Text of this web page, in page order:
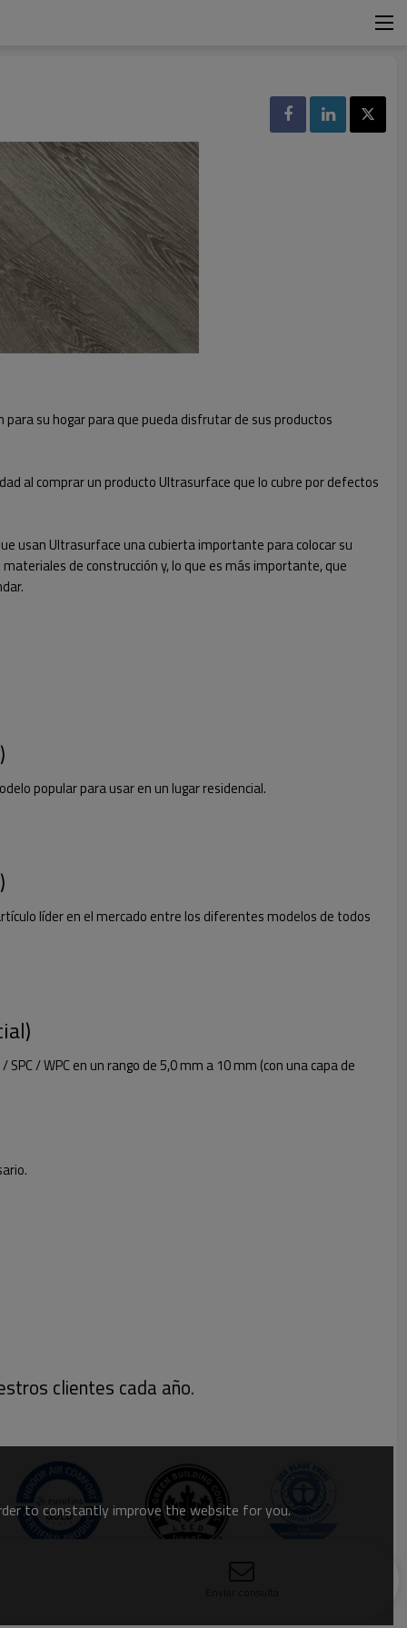
su hogar para que pueda disfrutar de sus productos
al comprar un producto Ultrasurface que lo cubre por defectos
usan Ultrasurface una cubierta importante para colocar su
de construcción y, lo que es más importante, que
popular para usar en un lugar residencial.
líder en el mercado entre los diferentes modelos de todos
/ WPC en un rango de 5,0 mm a 10 mm (con una capa de
clientes cada año.
to constantly improve the website for you.